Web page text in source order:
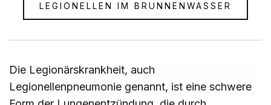
Legionellenim Wasser
LEGIONELLEN IM BRUNNENWASSER
Die Legionärskrankheit, auch
Legionellenpneumonie genannt, ist eine schwere